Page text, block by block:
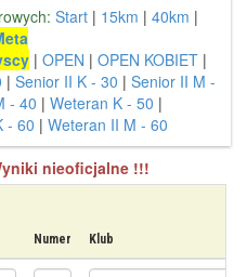
Start | 15km | 40km |
| OPEN | OPEN KOBIET |
| Senior II K - 30 | Senior II M -
- 40 | Weteran K - 50 |
- 60 | Weteran II M - 60
nieoficjalne !!!
Numer Klub